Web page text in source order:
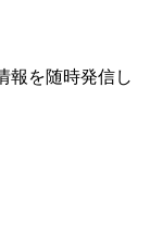
報を随時発信し